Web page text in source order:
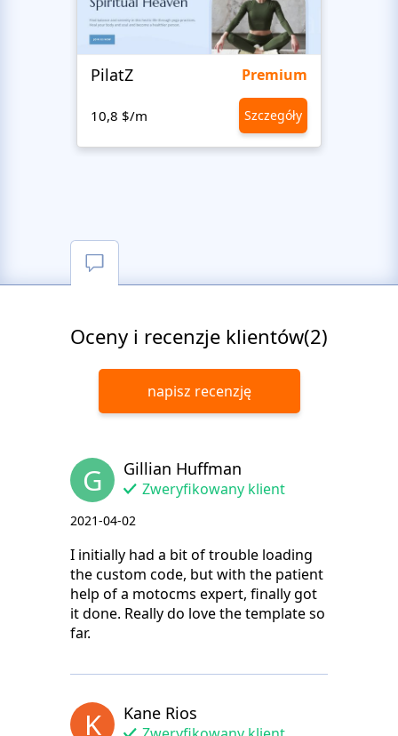
PilatZ Premium
10,8 $/m Szczegóły
Oceny i recenzje klientów(2)
napisz recenzję
G Gillian Huffman
Zweryfikowany klient
2021-04-02
I initially had a bit of trouble loading
the custom code, but with the patient
help of a motocms expert, finally got
it done. Really do love the template so
far.
K Kane Rios